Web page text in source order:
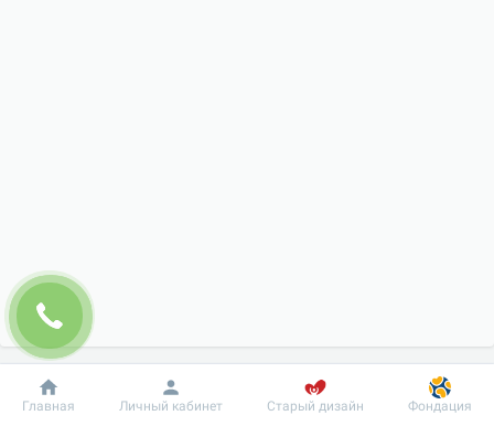
Добробут Информация Пациенту
Главная Личный кабинет Старый дизайн Фондация